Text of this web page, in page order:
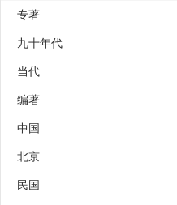
专著
九十年代
当代
编著
中国
北京
民国